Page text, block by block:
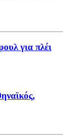
για πλέι